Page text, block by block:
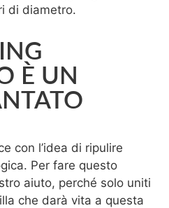
di diametro.
È UN
con l’idea di ripulire
Per fare questo
aiuto, perché solo uniti
che darà vita a questa